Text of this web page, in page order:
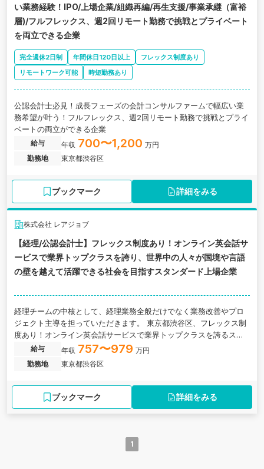
い業務経験！IPO/上場企業/組織再編/再生支援/事業承継（富裕
層)/フルフレックス、週2回リモート勤務で挑戦とプライベート
を両立できる企業
完全週休2日制 年間休日120日以上
フレックス制度あり
リモートワーク可能
時短勤務あり
公認会計士必見！成長フェーズの会計コンサルファームで幅広い業
務希望が叶う！フルフレックス、週2回リモート勤務で挑戦とプライ
ベートの両立ができる企業
給与 年収 700〜1,200 万円
勤務地
東京都渋谷区
ブックマーク 詳細をみる
株式会社 レアジョブ
【経理/公認会計士】フレックス制度あり！オンライン英会話サ
ービスで業界トップクラスを誇り、世界中の人々が国境や言語
の壁を越えて活躍できる社会を目指すスタンダード上場企業
経理チームの中核として、経理業務全般だけでなく業務改善やプロ
ジェクト主導を担っていただきます。 東京都渋谷区、フレックス制
度あり！オンライン英会話サービスで業界トップクラスを誇るスタ
ンダード上場企業
給与 年収 757〜979 万円
勤務地
東京都渋谷区
ブックマーク 詳細をみる
1